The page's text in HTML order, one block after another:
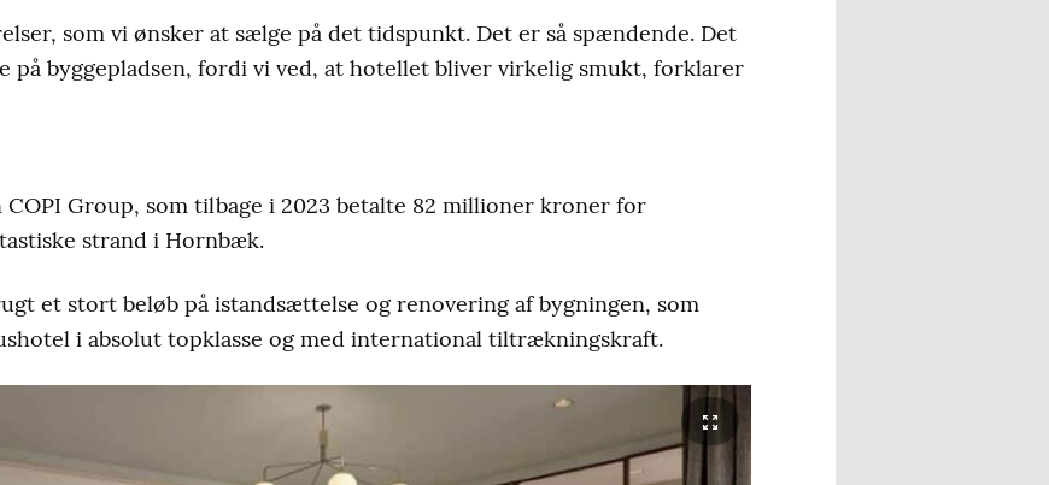
som vi ønsker at sælge på det tidspunkt. Det er så spændende. Det
på byggepladsen, fordi vi ved, at hotellet bliver virkelig smukt, forklarer
Group, som tilbage i 2023 betalte 82 millioner kroner for
strand i Hornbæk.
et stort beløb på istandsættelse og renovering af bygningen, som
i absolut topklasse og med international tiltrækningskraft.